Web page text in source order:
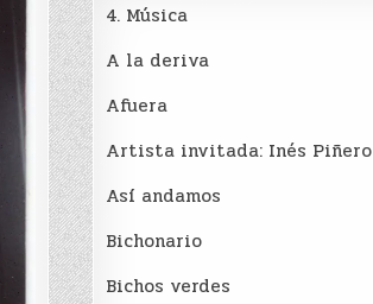
4. Música
A la deriva
Afuera
Artista invitada: Inés Piñero
Así andamos
Bichonario
Bichos verdes